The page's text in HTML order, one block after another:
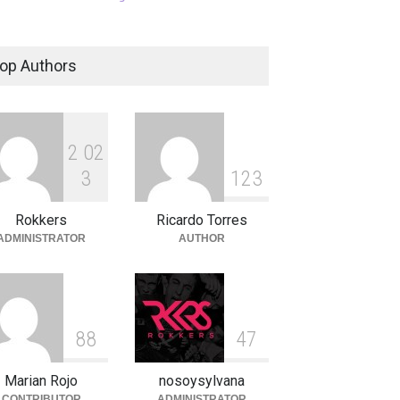
Authors
2 02
3
Rokkers
1 23
Ricardo Torres
AUTHOR
88
Marian Rojo
47
nosoysylvana